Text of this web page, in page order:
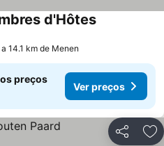
d'HôtesVer preços
14.1 km de Menen
preços
Ver preços
Partilhar